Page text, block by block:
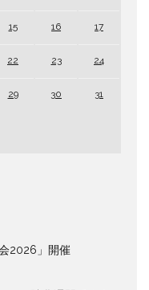
15 16 17
22 23 24
29 30 31
2026」開催